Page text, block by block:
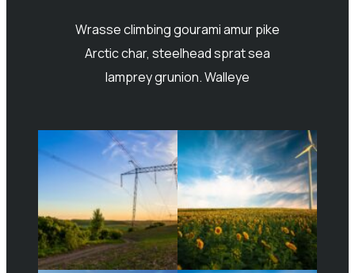
Wrasse climbing gourami amur pike
Arctic char, steelhead sprat sea
lamprey grunion. Walleye